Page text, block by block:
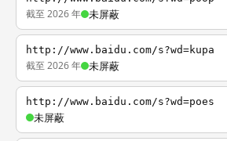
截至 2026 年 未屏蔽
http://www.baidu.com/s?wd=kupa
截至 2026 年 未屏蔽
http://www.baidu.com/s?wd=poes
未屏蔽